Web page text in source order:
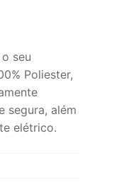
seu
Poliester,
segura, além
elétrico.